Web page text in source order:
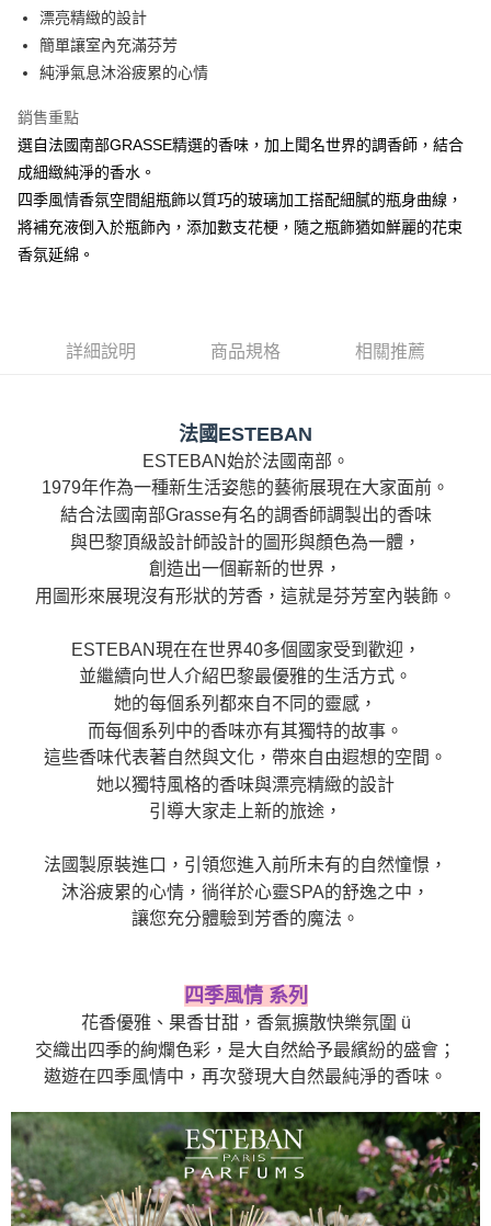
元大商業銀行
玉山商業銀行
台灣樂天信用卡公司
Google Pay
全盈+PAY
相關說明
【大哥付你分期使用說明】
1.本服務由台灣大哥大提供，台灣大哥大用戶可立即使用無須另外申請。
2.付款方式選擇「大哥付你分期」，訂單成立後會自動跳轉到大哥付的交易
成交易。
3.實際核准額度、可分期數及費用金額請依後續交易確認頁面所載為準。
1.分期款項不併入電信帳單，「大哥付你分期」於每月結算日後寄送繳費提
1.本服務係由「台灣大哥大股份有限公司」（以下簡稱本公司）所提供，讓
用戶於交易時，得透過本服務購買商品或服務，並由商店將買賣／分期付款
買賣價金債權讓與本公司後，依約使用本公司帳單繳交帳款。
2.基於同意付款使用「大哥付你分期」之契約關係目的，商店將以您的個人
資料（包含姓名、電話或地址）提供予台灣大哥大進項蒐集、處理及利用，
由本公司與您本人進行分期帳單所需資料之確認、核對及更正。
3.完整用戶服務條款，請詳閱以下連結：https://oppay.tw/userRule
AFTEE先享後付
相關說明
【關於「AFTEE先享後付」】
便利好安心！
【「AFTEE先享後付」結帳流程】
２．訂單成立數日內，您將收到繳費通知簡訊。
３．收到繳費通知簡訊後14天內，點擊此簡訊中的連結，可透過四大超商／
ATM／網路銀行／等多元方式進行付款，方視為交易完成。
※ 請注意：結帳手續完成當下不需立刻繳費，但若您需要取消訂單，請聯絡
購買商品的店家。未經商家同意取消之訂單仍視為有效，需透過AFTEE先享
後付繳納相關費用。
※ 交易是否成功請以「AFTEE先享後付 」之結帳頁面顯示為準，若有關於
是否繳費成功／繳費後需取消欲退款等相關疑問，請聯繫「AFTEE先享後付
https://netprotections.freshdesk.com/support/home
１．透過由恩沛科技股份有限公司提供之「AFTEE先享後付」服務完成之交
易，需依本服務之必要範圍內提供個人資料，並將交易相關給付款項請求債
權轉讓予恩沛科技股份有限公司。
２．關於個人資料處理事宜，請瀏覽以下網址：
https://aftee.tw/terms/#terms3
３．未成年的使用者請事先徵得法定代理人或監護人之同意方可使用
「AFTEE先享後付」，若未經同意申辦者引起之損失，本公司不負相關責
４．使用「AFTEE先享後付」時，將依據個別帳號之用戶狀況，依本公司即
時審查核予不同之上限額度；若仍有額度不足之情形，本公司將視審查結果
５．嚴禁一人註冊多個帳號或使用他人資訊註冊。若發現惡意使用之情形，
恩沛科技股份有限公司將有權停止該用戶之使用額度並採取法律行動。
ATM付款
每筆NT$150，滿NT$990(含以上)免運費
漂亮精緻的設計
簡單讓室內充滿芬芳
純淨氣息沐浴疲累的心情
銷售重點
選自法國南部GRASSE精選的香味，加上聞名世界的調香師，結合
成細緻純淨的香水。
四季風情香氛空間組瓶飾以質巧的玻璃加工搭配細膩的瓶身曲線，
將補充液倒入於瓶飾內，添加數支花梗，隨之瓶飾猶如鮮麗的花束
香氛延綿。
詳細說明 商品規格 相關推薦
法國ESTEBAN
ESTEBAN始於法國南部。
1979年作為一種新生活姿態的藝術展現在大家面前。
結合法國南部Grasse有名的調香師調製出的香味
與巴黎頂級設計師設計的圖形與顏色為一體，
創造出一個嶄新的世界，
用圖形來展現沒有形狀的芳香，這就是芬芳室內裝飾。
ESTEBAN現在在世界40多個國家受到歡迎，
並繼續向世人介紹巴黎最優雅的生活方式。
她的每個系列都來自不同的靈感，
而每個系列中的香味亦有其獨特的故事。
這些香味代表著自然與文化，帶來自由遐想的空間。
她以獨特風格的香味與漂亮精緻的設計
引導大家走上新的旅途，
法國製原裝進口，引領您進入前所未有的自然憧憬，
沐浴疲累的心情，徜徉於心靈SPA的舒逸之中，
讓您充分體驗到芳香的魔法。
四季風情 系列
花香優雅、果香甘甜，香氣擴散快樂氛圍 ü
交織出四季的絢爛色彩，是大自然給予最繽紛的盛會；
遨遊在四季風情中，再次發現大自然最純淨的香味。